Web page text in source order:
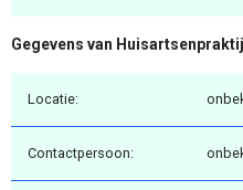
Gegevens van
Locatie:
Contactpersoon: